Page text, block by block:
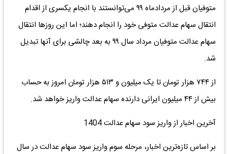
متوفیان قبل از مردادماه ۹۹ می‌توانستند با انجام یکسری از اقدام
انتقال سهام عدالت متوفی خود را انجام دهند؛ اما این روز‌ها انتقال
سهام عدالت متوفیان مرداد سال ۹۹ به بعد چالشی برای آنها تبدیل
شد.
از ۷۴۴ هزار تومان تا یک میلیون و ۵۱۳ هزار تومان امروز به حساب
بیش از ۴۴ میلیون ایرانی دارنده سهام عدالت واریز خواهد شد.
آخرین اخبار از واریز سود سهام عدالت 1404
بر اساس تازه‌ترین اخبار، مرحله سوم واریز سود سهام عدالت در سال